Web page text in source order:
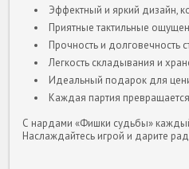
Эффектный и яркий дизайн,
Приятные тактильные
Прочность и долговечность
Легкость складывания и
Идеальный подарок для
Каждая партия
С нардами «Фишки судьбы»
Наслаждайтесь игрой и дарите